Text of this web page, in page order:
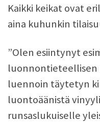
Kaikki keikat ovat
aina kuhunkin
”Olen esiintynyt
luonnontieteellisen
luennoin täytetyn
luontoäänistä
runsaslukuiselle